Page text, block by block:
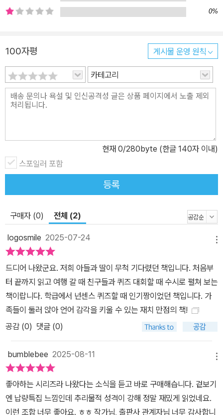
0%
100자평 게시물 운영 원칙
카테고리
현재 0/280byte (한글 140자 이내)
스포일러 포함
등록
구매자 (0) 전체 (2)
logosmile 2025-07-24
드디어 나왔군요. 저희 아들과 딸이 무척 기다렸던 책입니다. 처음부
터 끝까지 읽고 여행 갈 때 친구들과 퀴즈 대회할 때 수시로 펼쳐 보는
책이랍니다. 학급에서 넌센스 퀴즈할 때 인기짱이었던 책입니다. 가
족들이 둘러 앉아 언어 감각을 키울 수 있는 재치 만점의 책!
공감 (0) 댓글 (0)
bumblebee 2025-08-11
좋아하는 시리즈라 나왔다는 소식을 듣고 바로 구매해습니다. 겉보기
엔 납량특집 느낌인데 추리물적 성격이 강해 정말 재밌게 읽었네요.
이런 조합 너무 좋아요. ㅎㅎ 작가님, 출판사 관계자님 너무 감사합니